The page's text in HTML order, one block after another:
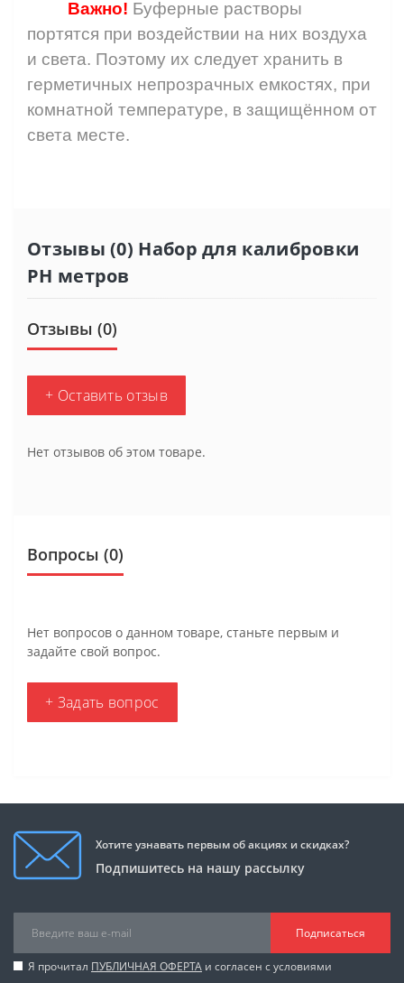
Важно! Буферные растворы
портятся при воздействии на них воздуха
и света. Поэтому их следует хранить в
герметичных непрозрачных емкостях, при
комнатной температуре, в защищённом от
света месте.
Отзывы (0) Набор для калибровки
РН метров
Отзывы (0)
+ Оставить отзыв
Нет отзывов об этом товаре.
Вопросы (0)
Нет вопросов о данном товаре, станьте первым и
задайте свой вопрос.
+ Задать вопрос
Хотите узнавать первым об акциях и скидках?
Подпишитесь на нашу рассылку
Подписаться
Я прочитал ПУБЛИЧНАЯ ОФЕРТА и согласен с условиями